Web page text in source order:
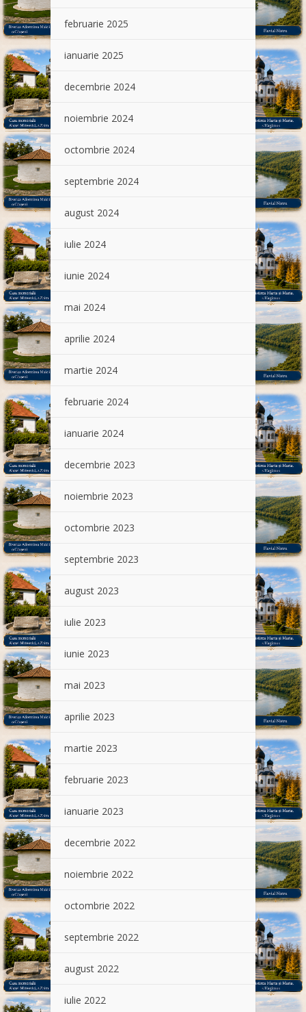
februarie 2025
ianuarie 2025
decembrie 2024
noiembrie 2024
octombrie 2024
septembrie 2024
august 2024
iulie 2024
iunie 2024
mai 2024
aprilie 2024
martie 2024
februarie 2024
ianuarie 2024
decembrie 2023
noiembrie 2023
octombrie 2023
septembrie 2023
august 2023
iulie 2023
iunie 2023
mai 2023
aprilie 2023
martie 2023
februarie 2023
ianuarie 2023
decembrie 2022
noiembrie 2022
octombrie 2022
septembrie 2022
august 2022
iulie 2022